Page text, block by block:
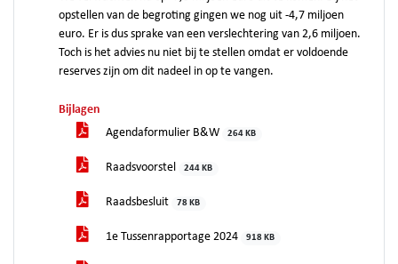
opstellen van de begroting gingen we nog uit -4,7 miljoen
euro. Er is dus sprake van een verslechtering van 2,6 miljoen.
Toch is het advies nu niet bij te stellen omdat er voldoende
reserves zijn om dit nadeel in op te vangen.
Bijlagen
Agendaformulier B&W
264 KB
Raadsvoorstel 244 KB
Raadsbesluit 78 KB
1e Tussenrapportage 2024 918 KB